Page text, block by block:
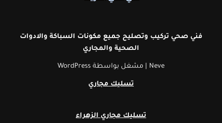
فني صحي تركيب وتصليح جميع مكونات السباكة والادوات
الصحية والمجاري
Neve | مشغل بواسطة WordPress
تسليك مجاري
تسليك مجاري الزهراء